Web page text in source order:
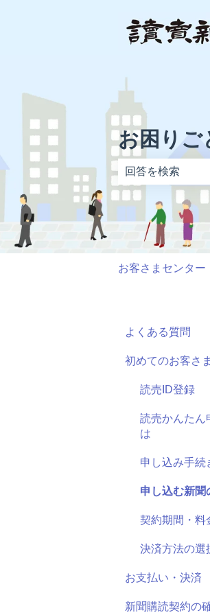
お困りご
検索フィールドが
お客さまセンター
よくある質問
初めてのお客さ
読売ID登録
読売かんたん
は
申し込み手続
申し込む新聞
契約期間・料
決済方法の選
お支払い・決済
決済情報の確
新聞購読契約の